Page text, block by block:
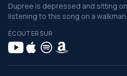
Dupree is depressed and sitting
listening to this song on a walkman.
ÉCOUTER SUR